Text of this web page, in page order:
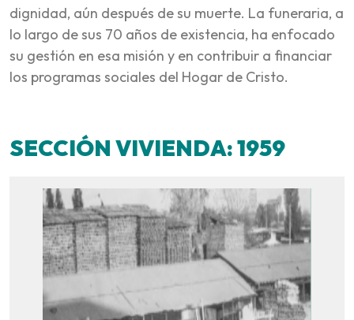
dignidad, aún después de su muerte. La funeraria, a
lo largo de sus 70 años de existencia, ha enfocado
su gestión en esa misión y en contribuir a financiar
los programas sociales del Hogar de Cristo.
SECCIÓN VIVIENDA: 1959